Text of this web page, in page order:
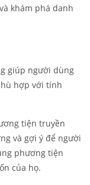
khám phá danh
giúp người dùng
hợp với tính
tiện truyền
và gợi ý để người
phương tiện
của họ.